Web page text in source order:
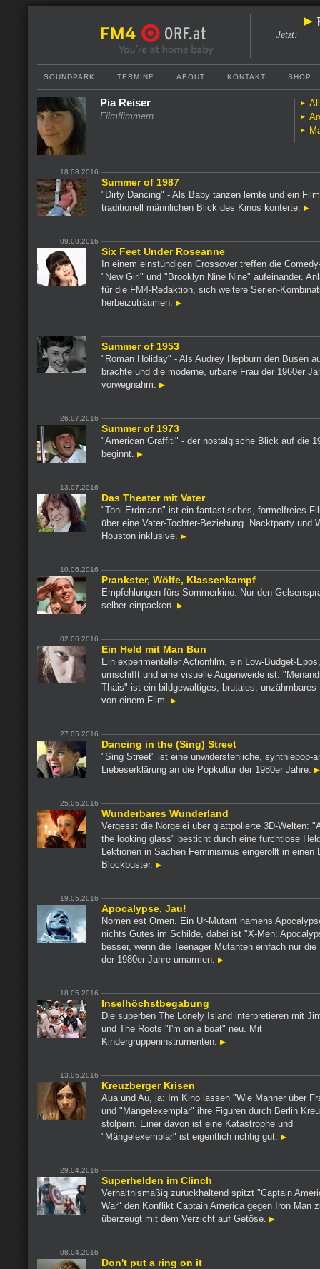
Jetzt:
SOUNDPARK TERMINE ABOUT KONTAKT SHOP
Pia Reiser
Filmflimmern
18.08.2016
Summer of 1987
"Dirty Dancing" - Als Baby tanzen lernte und ein
traditionell männlichen Blick des Kinos konterte.
09.08.2016
Six Feet Under Roseanne
In einem einstündigen Crossover treffen die
"New Girl" und "Brooklyn Nine Nine" aufeinander.
für die FM4-Redaktion, sich weitere Serien-
herbeizuträumen.
Summer of 1953
"Roman Holiday" - Als Audrey Hepburn den Busen
brachte und die moderne, urbane Frau der 1960er
vorwegnahm.
26.07.2016
Summer of 1973
"American Graffiti" - der nostalgische Blick auf die
beginnt.
13.07.2016
Das Theater mit Vater
"Toni Erdmann" ist ein fantastisches, formelfreies
über eine Vater-Tochter-Beziehung. Nacktparty und
Houston inklusive.
10.06.2016
Prankster, Wölfe, Klassenkampf
Empfehlungen fürs Sommerkino. Nur den
selber einpacken.
02.06.2016
Ein Held mit Man Bun
Ein experimenteller Actionfilm, ein Low-Budget-
umschifft und eine visuelle Augenweide ist.
Thais" ist ein bildgewaltiges, brutales, unzähmbares
von einem Film.
27.05.2016
Dancing in the (Sing) Street
"Sing Street" ist eine unwiderstehliche, synthiepop-
Liebeserklärung an die Popkultur der 1980er Jahre.
25.05.2016
Wunderbares Wunderland
Vergesst die Nörgelei über glattpolierte 3D-Welten:
the looking glass" besticht durch eine furchtlose
Lektionen in Sachen Feminismus eingerollt in einen
Blockbuster.
19.05.2016
Apocalypse, Jau!
Nomen est Omen. Ein Ur-Mutant namens
nichts Gutes im Schilde, dabei ist "X-Men:
besser, wenn die Teenager Mutanten einfach nur die
der 1980er Jahre umarmen.
18.05.2016
Inselhöchstbegabung
Die superben The Lonely Island interpretieren mit
und The Roots "I'm on a boat" neu. Mit
Kindergruppeninstrumenten.
13.05.2016
Kreuzberger Krisen
Aua und Au, ja: Im Kino lassen "Wie Männer über
und "Mängelexemplar" ihre Figuren durch Berlin
stolpern. Einer davon ist eine Katastrophe und
"Mängelexemplar" ist eigentlich richtig gut.
29.04.2016
Superhelden im Clinch
Verhältnismäßig zurückhaltend spitzt "Captain
War" den Konflikt Captain America gegen Iron Man
überzeugt mit dem Verzicht auf Getöse.
08.04.2016
Don't put a ring on it